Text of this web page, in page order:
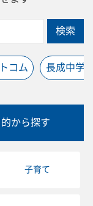
検索
コム 長成中学
から探す
子育て